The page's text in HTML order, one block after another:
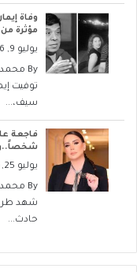
مؤثرة
يوليو 9, 2026
By
توفيت
سيف،...
يوليو 25, 2026
By
حادث...